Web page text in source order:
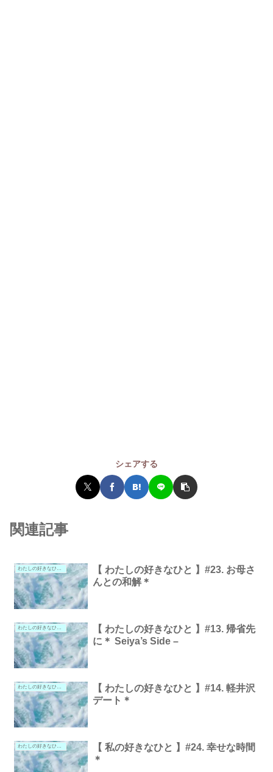
シェアする
関連記事
わたしの好きなひと。
【 わたしの好きなひと 】#23. お母さ
んとの和解＊
わたしの好きなひと。
【 わたしの好きなひと 】#13. 帰省先
に＊ Seiya’s Side –
わたしの好きなひと。
【 わたしの好きなひと 】#14. 軽井沢
デート＊
わたしの好きなひと。
【 私の好きなひと 】#24. 幸せな時間
＊